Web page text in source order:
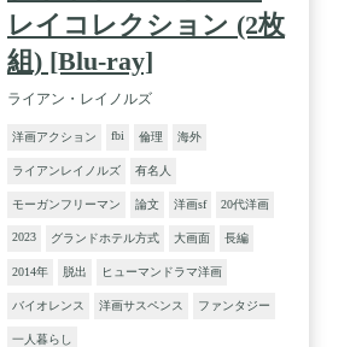
レイコレクション (2枚
組) [Blu-ray]
ライアン・レイノルズ
洋画アクション fbi 倫理 海外
ライアンレイノルズ 有名人
モーガンフリーマン 論文 洋画sf 20代洋画
2023 グランドホテル方式 大画面 長編
2014年 脱出 ヒューマンドラマ洋画
バイオレンス 洋画サスペンス ファンタジー
一人暮らし